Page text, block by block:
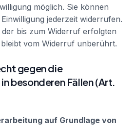
möglich. Sie können
jederzeit widerrufen.
der bis zum Widerruf erfolgten
vom Widerruf unberührt.
gegen die
besonderen Fällen (Art.
auf Grundlage von